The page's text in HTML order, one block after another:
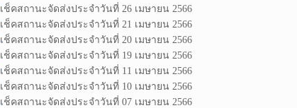
เช็คสถานะจัดส่งประจำวันที่ 26 เมษายน 2566
เช็คสถานะจัดส่งประจำวันที่ 21 เมษายน 2566
เช็คสถานะจัดส่งประจำวันที่ 20 เมษายน 2566
เช็คสถานะจัดส่งประจำวันที่ 19 เมษายน 2566
เช็คสถานะจัดส่งประจำวันที่ 11 เมษายน 2566
เช็คสถานะจัดส่งประจำวันที่ 10 เมษายน 2566
เช็คสถานะจัดส่งประจำวันที่ 07 เมษายน 2566